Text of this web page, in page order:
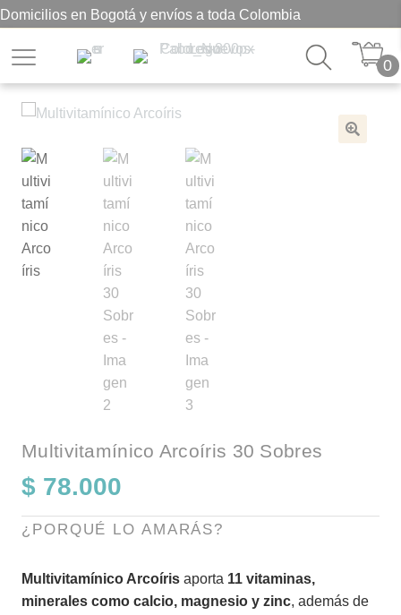
Domicilios en Bogotá y envíos a toda Colombia
0
Multivitamínico Arcoíris 30 Sobres
$ 78.000
¿PORQUÉ LO AMARÁS?
Multivitamínico Arcoíris aporta 11 vitaminas,
minerales como calcio, magnesio y zinc, además de